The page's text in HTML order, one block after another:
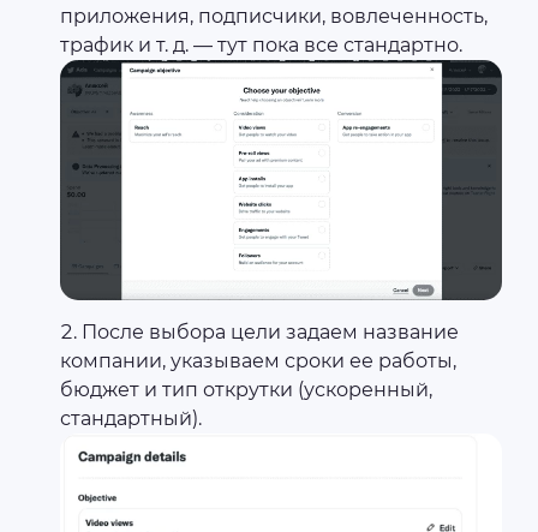
приложения, подписчики, вовлеченность,
трафик и т. д. — тут пока все стандартно.
После выбора цели задаем название
компании, указываем сроки ее работы,
бюджет и тип открутки (ускоренный,
стандартный).